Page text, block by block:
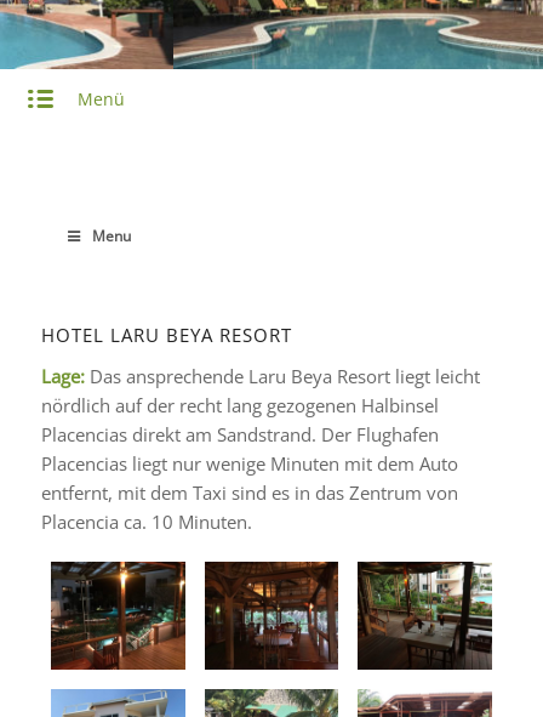
Menü
Menu
HOTEL LARU BEYA RESORT
Lage:Das ansprechende Laru Beya Resort liegt leicht
nördlich auf der recht lang gezogenen Halbinsel
Placencias direkt am Sandstrand. Der Flughafen
Placencias liegt nur wenige Minuten mit dem Auto
entfernt, mit dem Taxi sind es in das Zentrum von
Placencia ca. 10 Minuten.